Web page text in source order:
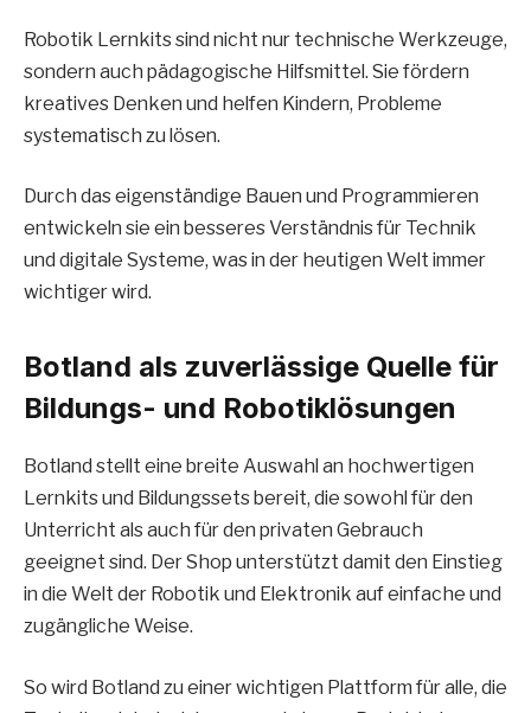
Robotik Lernkits sind nicht nur technische Werkzeuge,
sondern auch pädagogische Hilfsmittel. Sie fördern
kreatives Denken und helfen Kindern, Probleme
systematisch zu lösen.
Durch das eigenständige Bauen und Programmieren
entwickeln sie ein besseres Verständnis für Technik
und digitale Systeme, was in der heutigen Welt immer
wichtiger wird.
Botland als zuverlässige Quelle für
Bildungs- und Robotiklösungen
Botland stellt eine breite Auswahl an hochwertigen
Lernkits und Bildungssets bereit, die sowohl für den
Unterricht als auch für den privaten Gebrauch
geeignet sind. Der Shop unterstützt damit den Einstieg
in die Welt der Robotik und Elektronik auf einfache und
zugängliche Weise.
So wird Botland zu einer wichtigen Plattform für alle, die